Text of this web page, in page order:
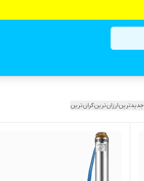
جدیدترینارزان‌ترینگران‌ترین